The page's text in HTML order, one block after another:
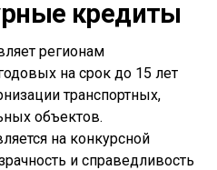
кредиты
регионам
на срок до 15 лет
транспортных,
объектов.
на конкурсной
и справедливость